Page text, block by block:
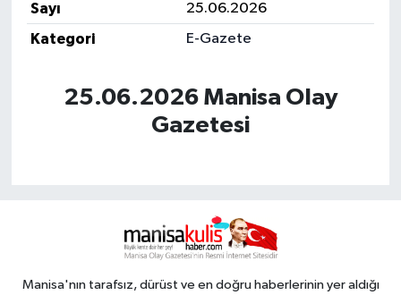
Sayı
25.06.2026
Kategori
E-Gazete
25.06.2026 Manisa Olay
Gazetesi
Manisa'nın tarafsız, dürüst ve en doğru haberlerinin yer aldığı